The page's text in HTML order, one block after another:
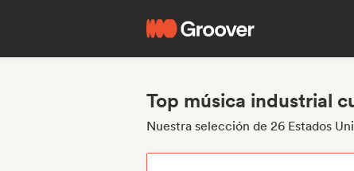
Top música industrial
Nuestra selección de 26 Estados